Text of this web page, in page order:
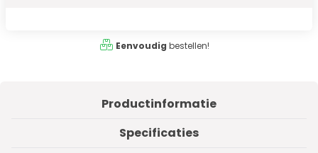
Eenvoudig bestellen!
Productinformatie
Specificaties